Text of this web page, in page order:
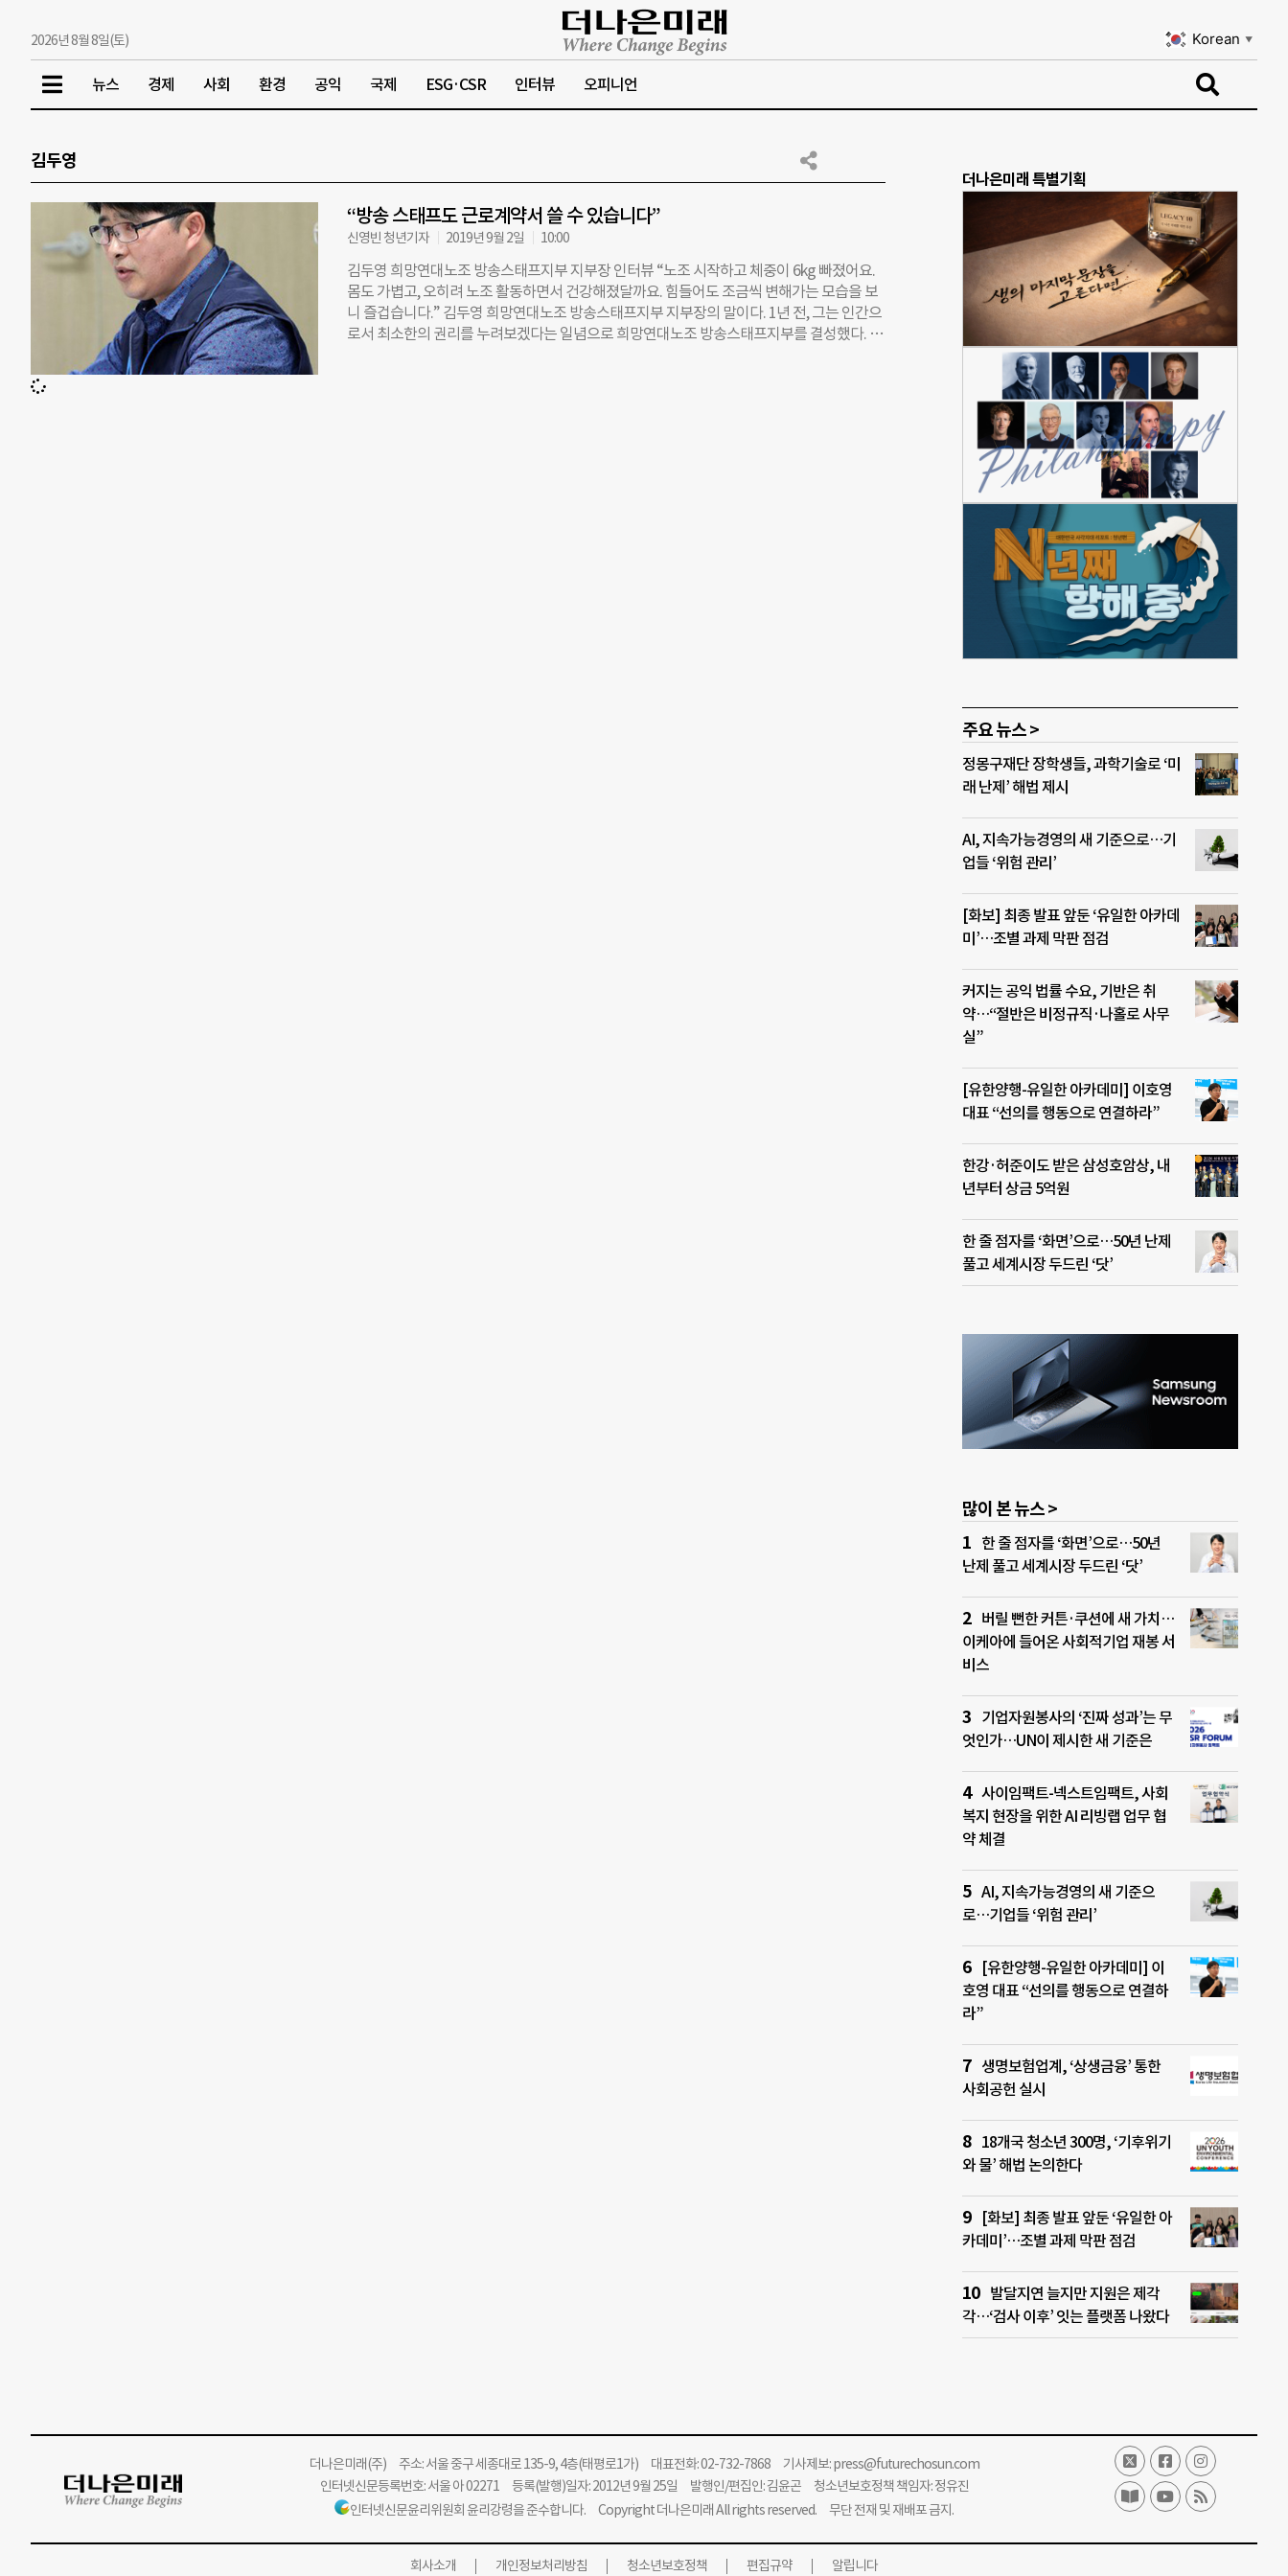
2026년 8월 8일(토) Korean ▼
뉴스 경제 사회 환경 공익 국제 ESG·CSR 인터뷰 오피니언
김두영
“방송 스태프도 근로계약서 쓸 수 있습니다”
신영빈 청년기자 2019년 9월 2일 10:00
김두영 희망연대노조 방송스태프지부 지부장 인터뷰 “노조 시작하고 체중이 6kg 빠졌어요.
몸도 가볍고, 오히려 노조 활동하면서 건강해졌달까요. 힘들어도 조금씩 변해가는 모습을 보
니 즐겁습니다.” 김두영 희망연대노조 방송스태프지부 지부장의 말이다. 1년 전, 그는 인간으
로서 최소한의 권리를 누려보겠다는 일념으로 희망연대노조 방송스태프지부를 결성했다. 올
더나은미래 특별기획
주요 뉴스 >
정몽구재단 장학생들, 과학기술로 ‘미
래 난제’ 해법 제시
AI, 지속가능경영의 새 기준으로…기
업들 ‘위험 관리’
[화보] 최종 발표 앞둔 ‘유일한 아카데
미’…조별 과제 막판 점검
커지는 공익 법률 수요, 기반은 취
약…“절반은 비정규직·나홀로 사무
실”
[유한양행-유일한 아카데미] 이호영
대표 “선의를 행동으로 연결하라”
한강·허준이도 받은 삼성호암상, 내
년부터 상금 5억원
한 줄 점자를 ‘화면’으로…50년 난제
풀고 세계시장 두드린 ‘닷’
많이 본 뉴스 >
한 줄 점자를 ‘화면’으로…50년
난제 풀고 세계시장 두드린 ‘닷’
버릴 뻔한 커튼·쿠션에 새 가치…
이케아에 들어온 사회적기업 재봉 서
비스
기업자원봉사의 ‘진짜 성과’는 무
엇인가…UN이 제시한 새 기준은
사이임팩트-넥스트임팩트, 사회
복지 현장을 위한 AI 리빙랩 업무 협
약 체결
AI, 지속가능경영의 새 기준으
로…기업들 ‘위험 관리’
[유한양행-유일한 아카데미] 이
호영 대표 “선의를 행동으로 연결하
라”
생명보험업계, ‘상생금융’ 통한
사회공헌 실시
18개국 청소년 300명, ‘기후위기
와 물’ 해법 논의한다
[화보] 최종 발표 앞둔 ‘유일한 아
카데미’…조별 과제 막판 점검
발달지연 늘지만 지원은 제각
각…‘검사 이후’ 잇는 플랫폼 나왔다
더나은미래(주)주소: 서울 중구 세종대로 135-9, 4층(태평로1가) 대표전화: 02-732-7868 기사제보:press@futurechosun.com
인터넷신문등록번호: 서울 아 02271 등록(발행)일자: 2012년 9월 25일 발행인/편집인: 김윤곤 청소년보호정책 책임자: 정유진
인터넷신문윤리위원회 윤리강령을 준수합니다. Copyright 더나은미래 All rights reserved. 무단 전재 및 재배포 금지.
회사소개 개인정보처리방침 청소년보호정책 편집규약 알립니다